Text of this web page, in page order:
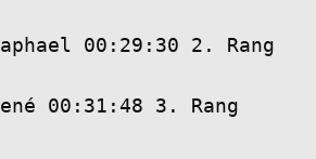
00:29:30 2. Rang
00:31:48 3. Rang